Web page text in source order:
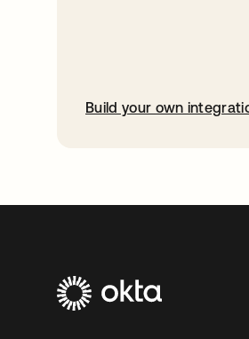
Build your own